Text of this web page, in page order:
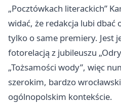
„Pocztówkach literackich”
widać, że redakcja lubi dbać
tylko o same premiery. Jest
fotorelacją z jubileuszu
„Tożsamości wody”, więc
szerokim, bardzo
ogólnopolskim kontekście.